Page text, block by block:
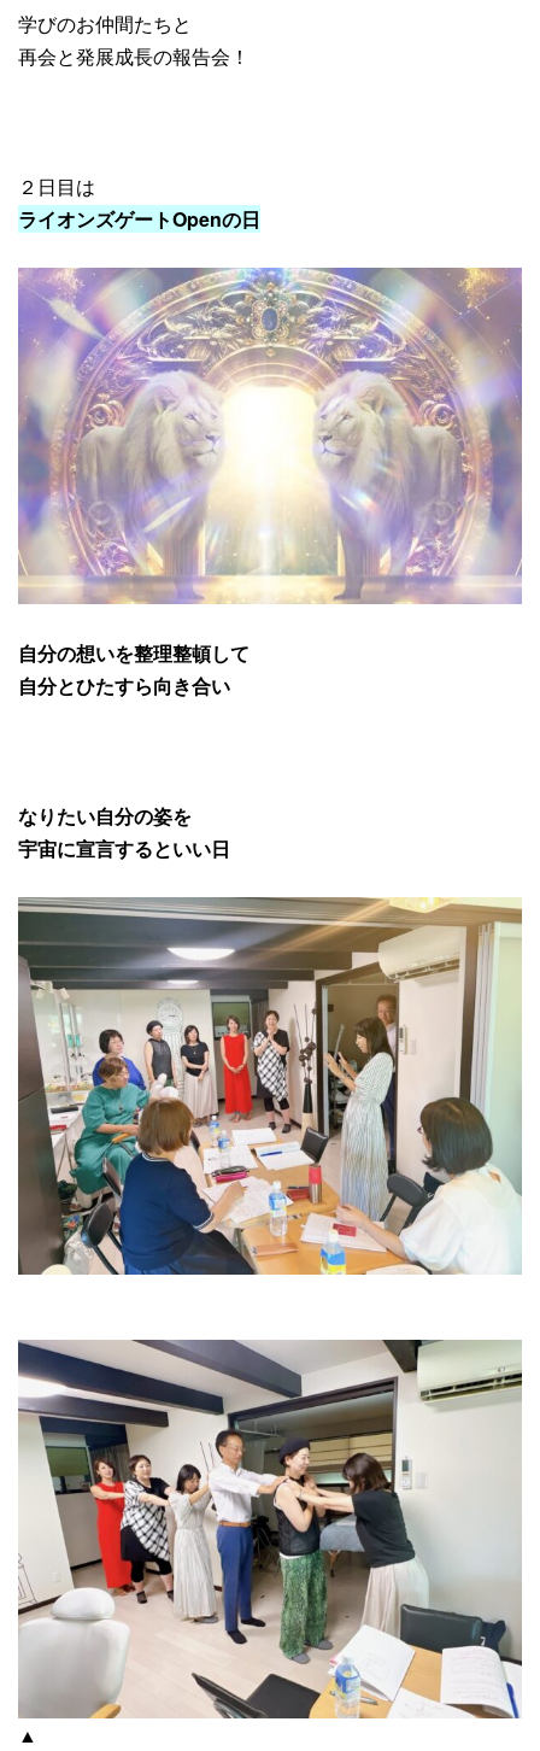
学びのお仲間たちと
再会と発展成長の報告会！
２日目は
ライオンズゲートOpenの日
自分の想いを整理整頓して
自分とひたすら向き合い
なりたい自分の姿を
宇宙に宣言するといい日
▲